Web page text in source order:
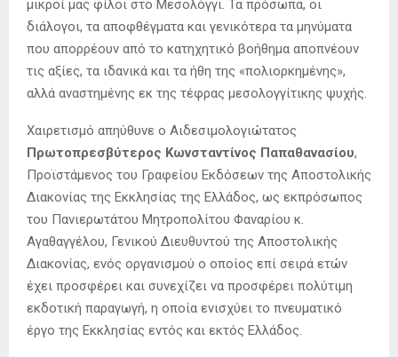
μικροί μας φίλοι στο Μεσολόγγι. Τα πρόσωπα, οι
διάλογοι, τα αποφθέγματα και γενικότερα τα μηνύματα
που απορρέουν από το κατηχητικό βοήθημα αποπνέουν
τις αξίες, τα ιδανικά και τα ήθη της «πολιορκημένης»,
αλλά αναστημένης εκ της τέφρας μεσολογγίτικης ψυχής.
Χαιρετισμό απηύθυνε ο Αιδεσιμολογιώτατος
Πρωτοπρεσβύτερος Κωνσταντίνος Παπαθανασίου,
Προϊστάμενος του Γραφείου Εκδόσεων της Aποστολικής
Διακονίας της Εκκλησίας της Ελλάδος, ως εκπρόσωπος
του Πανιερωτάτου Μητροπολίτου Φαναρίου κ.
Αγαθαγγέλου, Γενικού Διευθυντού της Αποστολικής
Διακονίας, ενός οργανισμού ο οποίος επί σειρά ετών
έχει προσφέρει και συνεχίζει να προσφέρει πολύτιμη
εκδοτική παραγωγή, η οποία ενισχύει το πνευματικό
έργο της Εκκλησίας εντός και εκτός Ελλάδος.